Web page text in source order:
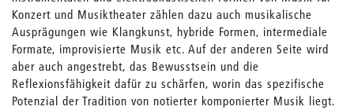
Konzert und Musiktheater zählen dazu auch musikalische
Ausprägungen wie Klangkunst, hybride Formen, intermediale
Formate, improvisierte Musik etc. Auf der anderen Seite wird
aber auch angestrebt, das Bewusstsein und die
Reflexionsfähigkeit dafür zu schärfen, worin das spezifische
Potenzial der Tradition von notierter komponierter Musik liegt.